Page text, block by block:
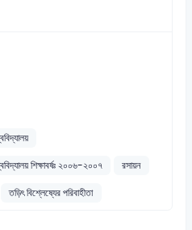
শিক্ষাবর্ষঃ ২০০৬-২০০৭
রসায়ন
তড়িৎ বিশ্লেষ্যের পরিবাহীতা